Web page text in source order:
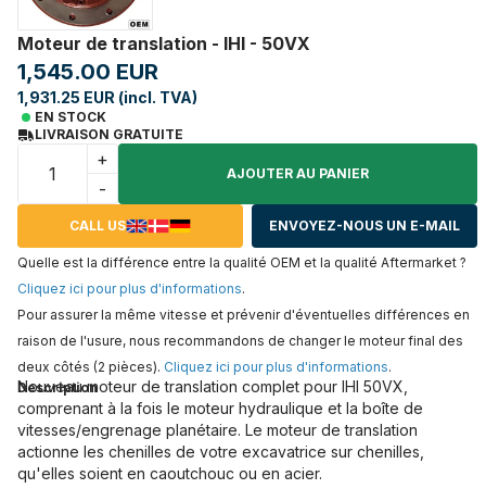
Moteur de translation - IHI - 50VX
1,545.00 EUR
1,931.25 EUR (incl. TVA)
EN STOCK
LIVRAISON GRATUITE
+
-
AJOUTER AU PANIER
CALL US ENVOYEZ-NOUS UN E-MAIL
Quelle est la différence entre la qualité OEM et la qualité Aftermarket ?
Cliquez ici pour plus d'informations.
Pour assurer la même vitesse et prévenir d'éventuelles différences en
raison de l'usure, nous recommandons de changer le moteur final des
deux côtés (2 pièces). Cliquez ici pour plus d'informations.
Description
Nouveau moteur de translation complet pour IHI 50VX,
comprenant à la fois le moteur hydraulique et la boîte de
vitesses/engrenage planétaire. Le moteur de translation
actionne les chenilles de votre excavatrice sur chenilles,
qu'elles soient en caoutchouc ou en acier.